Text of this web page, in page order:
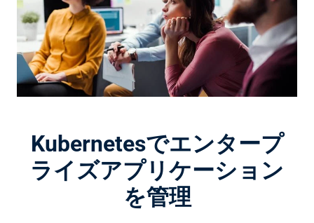
Kubernetesでエンタープ
ライズアプリケーション
を管理